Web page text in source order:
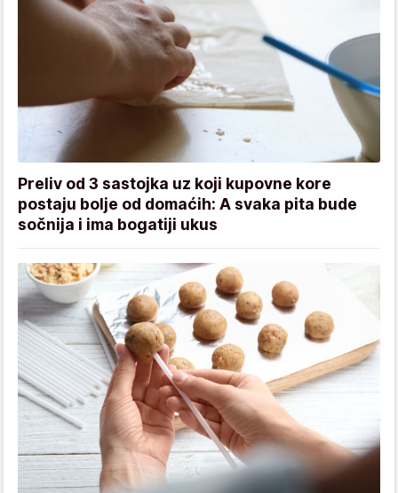
Preliv od 3 sastojka uz koji kupovne kore
postaju bolje od domaćih: A svaka pita bude
sočnija i ima bogatiji ukus